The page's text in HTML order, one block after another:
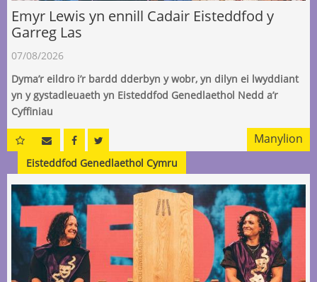
Emyr Lewis yn ennill Cadair Eisteddfod y
Garreg Las
07/08/2026
Dyma’r eildro i’r bardd dderbyn y wobr, yn dilyn ei lwyddiant
yn y gystadleuaeth yn Eisteddfod Genedlaethol Nedd a’r
Cyffiniau
Manylion
Eisteddfod Genedlaethol Cymru